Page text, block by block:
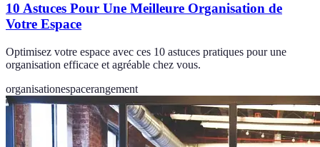
10 Astuces Pour Une Meilleure Organisation de
Votre Espace
Optimisez votre espace avec ces 10 astuces pratiques pour une
organisation efficace et agréable chez vous.
organisationespacerangement